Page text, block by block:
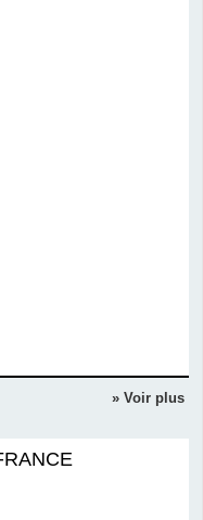
» Voir plus